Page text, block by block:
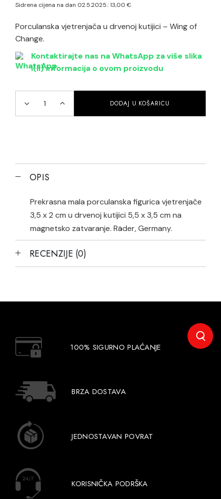
Sidrena cijena na dan 02.5.2025.:13,00€
Porculanska vjetrenjača u drvenoj kutijici – Wing of
Change.
Kontaktirajte nas na WhatsApp za više slika
i(li) informacija o ovom proizvodu
Porculanski ukras Wind of Change quantity
DODAJ U KOŠARICU
OPIS
Prekrasna mala porculanska figurica vjetrenjače
3,5 x 2 cm u drvenoj kutijici 5,5 x 3,5 cm na
magnetsko zatvaranje. Räder, Germany.
RECENZIJE (0)
100% SIGURNO PLAĆANJE
BRZA DOSTAVA
JEDNOSTAVAN POVRAT
KORISNIČKA PODRŠKA